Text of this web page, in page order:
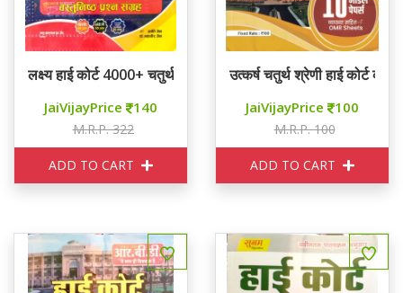
लक्ष्य हाई कोर्ट 4000+ चतुर्थ श्रेणि
JaiVijayPrice 140
M.R.P. 322
ADD TO CART
उत्कर्ष चतुर्थ श्रेणी हाई कोर्ट
JaiVijayPrice 100
M.R.P. 100
ADD TO CART